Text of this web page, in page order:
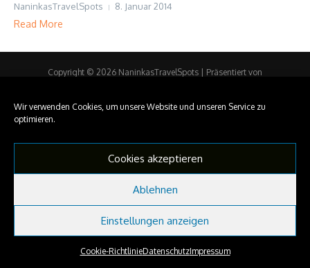
Wir verwenden Cookies, um unsere Website und unseren Service zu
optimieren.
Cookies akzeptieren
Ablehnen
Einstellungen anzeigen
Cookie-RichtlinieDatenschutzImpressum
NaninkasTravelSpots 8. Januar 2014
Read More
Copyright © 2026 NaninkasTravelSpots | Präsentiert von